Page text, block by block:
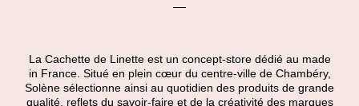
La Cachette de Linette est un concept-store dédié au made
in France. Situé en plein cœur du centre-ville de Chambéry,
Solène sélectionne ainsi au quotidien des produits de grande
qualité, reflets du savoir-faire et de la créativité des marques